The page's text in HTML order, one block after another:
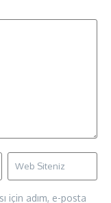
için adım, e-posta